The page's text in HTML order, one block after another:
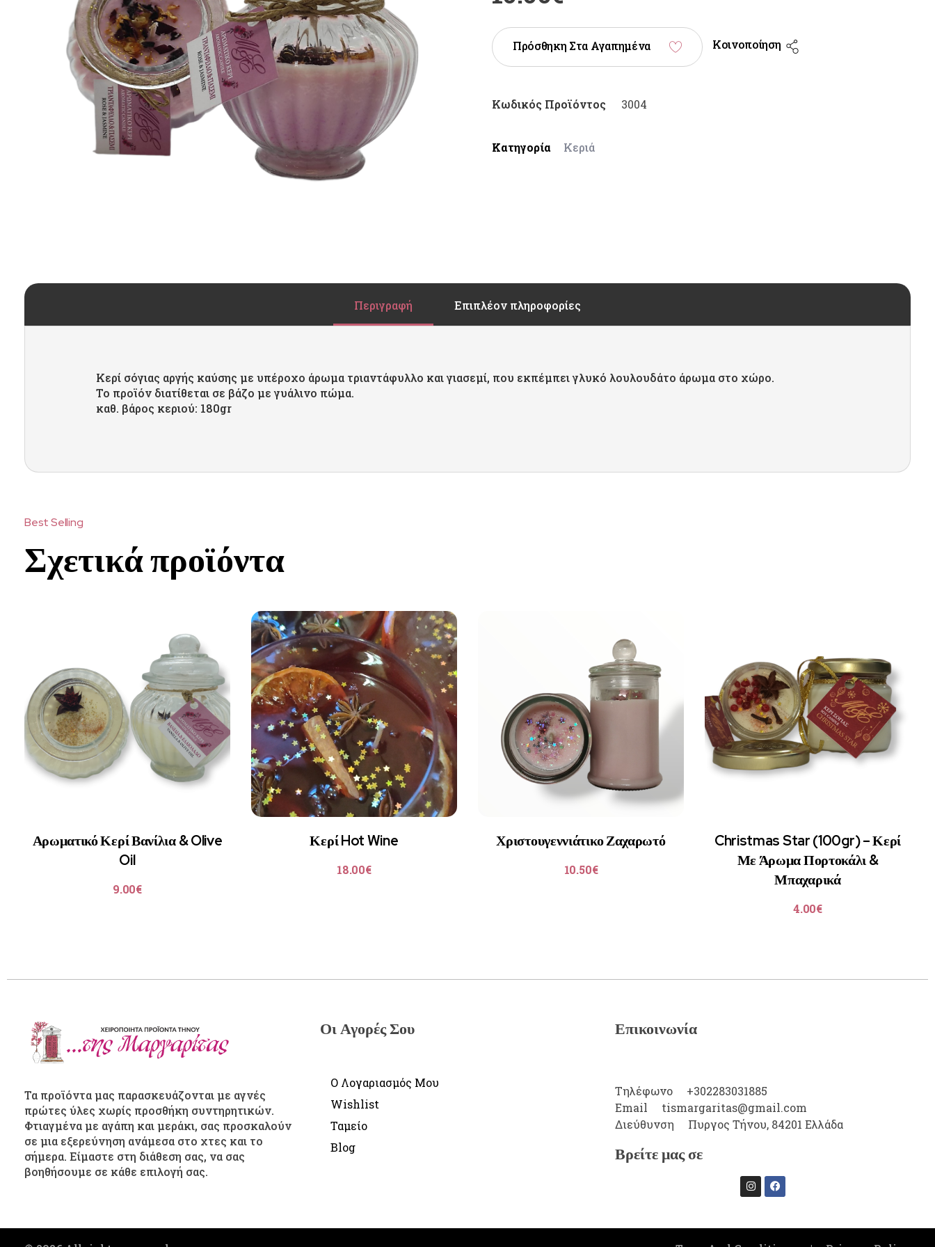
Πρόσθηκη Στα Αγαπημένα Κοινοποίηση
Κωδικός Προϊόντος 3004
Κατηγορία Κεριά
Περιγραφή Επιπλέον πληροφορίες
Κερί σόγιας αργής καύσης με υπέροχο άρωμα τριαντάφυλλο και γιασεμί, που εκπέμπει γλυκό λουλουδάτο άρωμα στο χώρο.
Το προϊόν διατίθεται σε βάζο με γυάλινο πώμα.
καθ. βάρος κεριού: 180gr
Σχετικά προϊόντα
Αρωματικό Κερί Βανίλια & Olive
Oil
9.00€
Κερί Hot Wine
18.00€
Χριστουγεννιάτικο Ζαχαρωτό
10.50€
Christmas Star (100gr) – Κερί
Με Άρωμα Πορτοκάλι &
Μπαχαρικά
4.00€
Τα προϊόντα μας παρασκευάζονται με αγνές
πρώτες ύλες χωρίς προσθήκη συντηρητικών.
Φτιαγμένα με αγάπη και μεράκι, σας προσκαλούν
σε μια εξερεύνηση ανάμεσα στο χτες και το
σήμερα. Είμαστε στη διάθεση σας, να σας
βοηθήσουμε σε κάθε επιλογή σας.
Οι Αγορές Σου
Ο Λογαριασμός Μου
Wishlist
Ταμείο
Blog
Επικοινωνία
Τηλέφωνο
+302283031885
Email
tismargaritas@gmail.com
Διεύθυνση
Πυργος Τήνου, 84201 Ελλάδα
Βρείτε μας σε